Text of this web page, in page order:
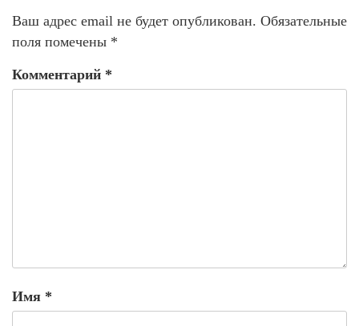
Ваш адрес email не будет опубликован. Обязательные
поля помечены *
Комментарий *
Имя *